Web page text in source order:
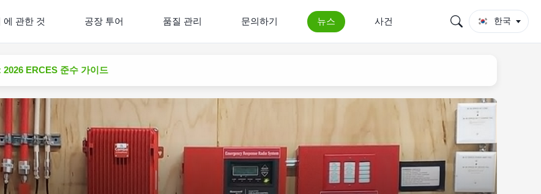
에 관한 것 공장 투어 품질 관리 문의하기 뉴스 사건 한국
ERCES 준수 가이드